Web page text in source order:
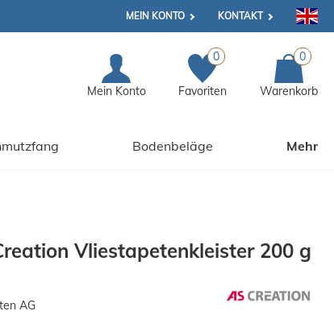
MEIN KONTO KONTAKT
Mein Konto
0
Favoriten
0
Warenkorb
Bodenbeläge Mehr
Vliestapetenkleister 200 g
AG